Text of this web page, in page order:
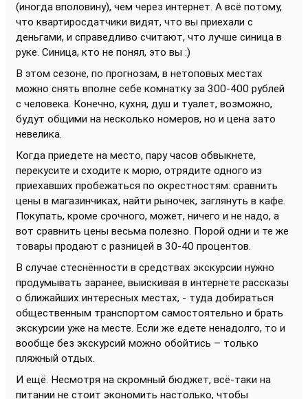
(иногда вполовину), чем через интернет. А всё потому,
что квартиросдатчики видят, что вы приехали с
деньгами, и справедливо считают, что лучше синица в
руке. Синица, кто не понял, это вы :)
В этом сезоне, по прогнозам, в нетоповых местах
можно снять вполне себе комнатку за 300-400 рублей
с человека. Конечно, кухня, душ и туалет, возможно,
будут общими на несколько номеров, но и цена зато
невелика.
Когда приедете на место, пару часов обвыкнете,
перекусите и сходите к морю, отрядите одного из
приехавших пробежаться по окрестностям: сравнить
цены в магазинчиках, найти рыночек, заглянуть в кафе.
Покупать, кроме срочного, может, ничего и не надо, а
вот сравнить цены весьма полезно. Порой одни и те же
товары продают с разницей в 30-40 процентов.
В случае стеснённости в средствах экскурсии нужно
продумывать заранее, выискивая в интернете рассказы
о ближайших интересных местах, - туда добираться
общественным транспортом самостоятельно и брать
экскурсии уже на месте. Если же едете ненадолго, то и
вообще без экскурсий можно обойтись – только
пляжный отдых.
И ещё. Несмотря на скромный бюджет, всё-таки на
питании не стоит экономить настолько, чтобы